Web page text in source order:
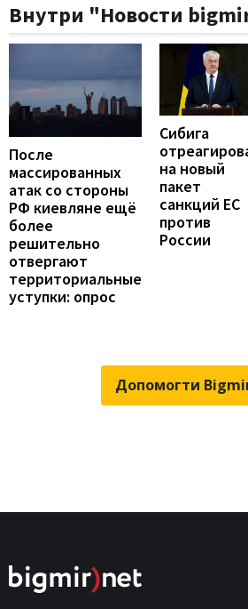
Внутри "Новости
После
массированных
атак со стороны
РФ киевляне ещё
более
решительно
отвергают
территориальные
уступки: опрос
Сибига
на новый
пакет
санкций ЕС
против
России
Допомогти